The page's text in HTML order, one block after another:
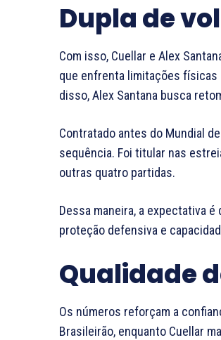
Dupla de
Com isso, Cuellar e Alex
que enfrenta limitações físicas
disso, Alex Santana busca
Contratado antes do Mundial
sequência. Foi titular nas
outras quatro partidas.
Dessa maneira, a expectativa
proteção defensiva e
Qualidade
Os números reforçam a
Brasileirão, enquanto Cuellar